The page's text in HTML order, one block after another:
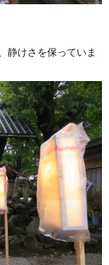
静けさを保っていま